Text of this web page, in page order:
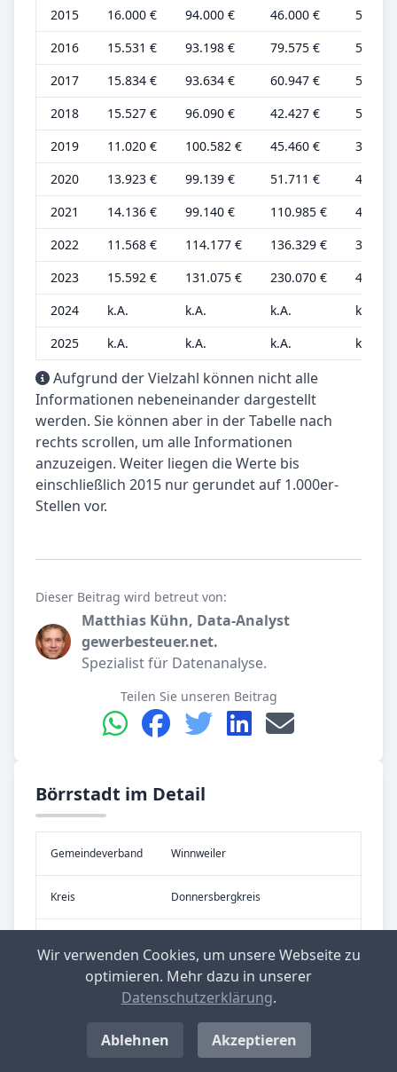
2015
16.000 € 94.000 € 46.000 €
5.000 €
2016
15.531 € 93.198 € 79.575 €
5.177 €
2017
15.834 € 93.634 € 60.947 €
5.278 €
2018
15.527 € 96.090 € 42.427 €
5.176 €
2019
11.020 € 100.582 € 45.460 €
3.673 €
2020
13.923 € 99.139 € 51.711 €
4.641 €
2021
14.136 € 99.140 € 110.985 €
4.712 €
2022
11.568 € 114.177 € 136.329 €
3.559 €
2023
15.592 € 131.075 € 230.070 €
4.519 €
2024
k.A. k.A. k.A.
k.A.
2025
k.A. k.A. k.A. k.A.
Aufgrund der Vielzahl können nicht alle
Informationen nebeneinander dargestellt
werden. Sie können aber in der Tabelle nach
rechts scrollen, um alle Informationen
anzuzeigen. Weiter liegen die Werte bis
einschließlich 2015 nur gerundet auf 1.000er-
Stellen vor.
Dieser Beitrag wird betreut von:
Matthias Kühn, Data-Analyst
gewerbesteuer.net.
Spezialist für Datenanalyse.
Teilen Sie unseren Beitrag
Börrstadt im Detail
Gemeinde­verband Winnweiler
Kreis Donnersbergkreis
Bundes­land Rheinland-Pfalz
Wir verwenden Cookies, um unsere Webseite zu
optimieren. Mehr dazu in unserer
Datenschutzerklärung.
Ablehnen Akzeptieren